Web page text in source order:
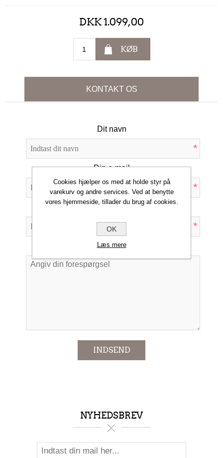
DKK 1.099,00
KØB
KONTAKT OS
Dit navn
*
Din e-mail
*
Emne:
*
Forespørgsel
INDSEND
NYHEDSBREV
Cookies hjælper os med at holde styr på
varekurv og andre services. Ved at benytte
vores hjemmeside, tillader du brug af cookies.
OK
Læs mere